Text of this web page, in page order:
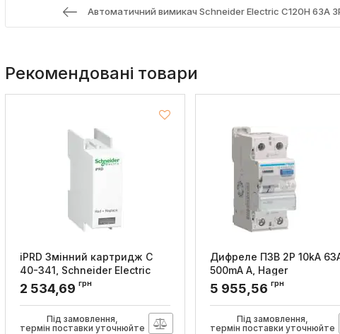
Автоматичний вимикач Schneider Electric C120H 63А 3P
Рекомендовані товари
iPRD Змінний картридж C
40-341, Schneider Electric
Артикул: A9L40102
2 534,69 грн
Під замовлення,
термін поставки уточнюйте
Дифреле ПЗВ 2P 10kA
500mA A, Hager
Артикул: CGA563D
5 955,56 грн
Під замовлення,
термін поставки уточнюйте